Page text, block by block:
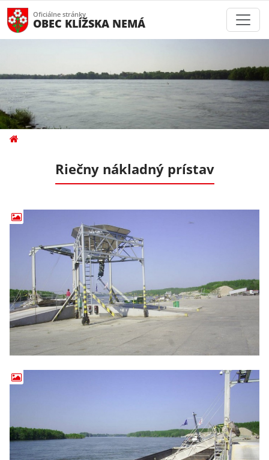
Oficiálne stránky
OBEC KLÍŽSKA NEMÁ
Riečny nákladný prístav